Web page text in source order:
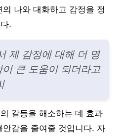
나와 대화하고 감정을 정
.
제 감정에 대해 더 명
큰 도움이 되더라고
갈등을 해소하는 데 효과
감을 줄여줄 것입니다. 자